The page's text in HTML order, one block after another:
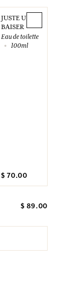
JUSTE UN
BAISER
Eau de toilette
100ml
$ 70.00
$ 89.00